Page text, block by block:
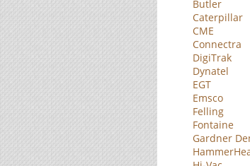
Butler
Caterpillar
CME
Connectra
DigiTrak
Dynatel
EGT
Emsco
Felling
Fontaine
Gardner